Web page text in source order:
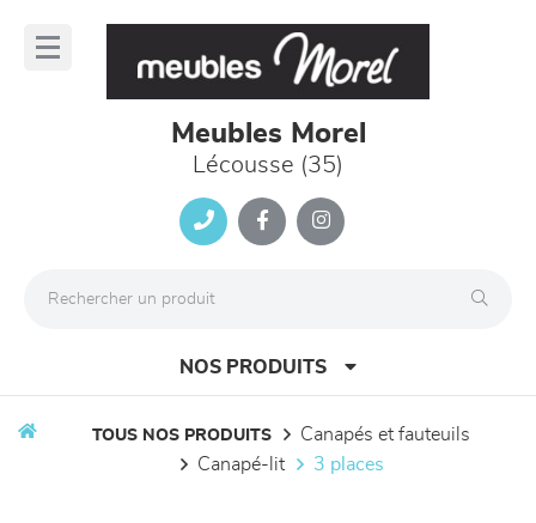
Meubles Morel
Lécousse (35)
NOS PRODUITS
TOUS NOS PRODUITS
canapés et fauteuils
canapé-lit
3 places